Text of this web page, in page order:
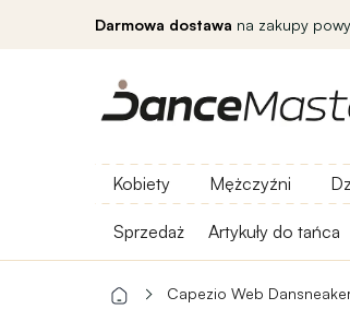
Darmowa dostawa na zakupy
Kobiety Mężczyźni
Sprzedaż Artykuły do ​​tańca
Capezio Web